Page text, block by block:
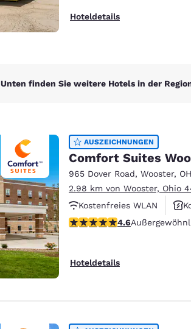
Hoteldetails
Unten finden Sie weitere Hotels in der
AUSZEICHNUNGEN
Comfort Suites
965 Dover Road, Wooster, OH
2.98 km von Wooster, Ohio
Kostenfreies WLAN
Rauchfrei
4.64-Sterne-Bewertung.
4.6
Hoteldetails